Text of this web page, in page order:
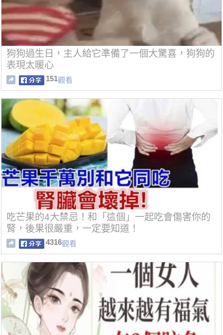
狗狗過生日，主人給它準備了一個大驚喜，狗狗的
表現太暖心
151觀看
吃芒果的4大禁忌！和「這個」一起吃會傷害你的
腎，後果很嚴重，一定要知道！
4316觀看